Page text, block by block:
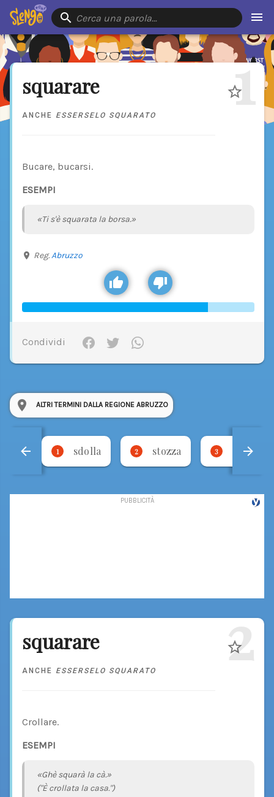
Cerca una parola…
squarare
ANCHE ESSERSELO SQUARATO 1
Bucare, bucarsi.
ESEMPI
«Ti s'è squarata la borsa.»
Reg.Abruzzo
Condividi
ALTRI TERMINI DALLA REGIONE ABRUZZO
1 sdolla 2 stozza 3 ncul a
squarare
ANCHE ESSERSELO SQUARATO 2
Crollare.
ESEMPI
«Ghè squarà la cà.»
("È crollata la casa.")